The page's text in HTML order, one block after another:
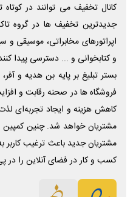
کانال تخفیف می توانند در
جدیدترین تخفیف ها در گروه
اپراتورهای مخابراتی، موسیقی
و کتابخوانی و ... دسترسی پیدا
بستر تبلیغ بر پایه بن هدیه و
فروشگاه ها در صحنه رقابت و
کاهش هزینه و ایجاد تجربه‌ای
مشتریان خواهد شد. چنین
مشتریان جدید باعث ترغیب
کسب و کار در فضای آنلاین را